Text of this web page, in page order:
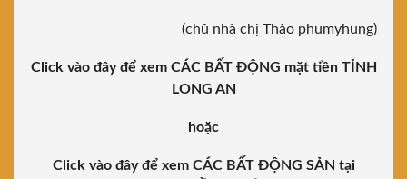
(chủ nhà chị Thảo phumyhung)
Click vào đây để xem CÁC BẤT ĐỘNG mặt tiền TỈNH
LONG AN
hoặc
Click vào đây để xem CÁC BẤT ĐỘNG SẢN tại